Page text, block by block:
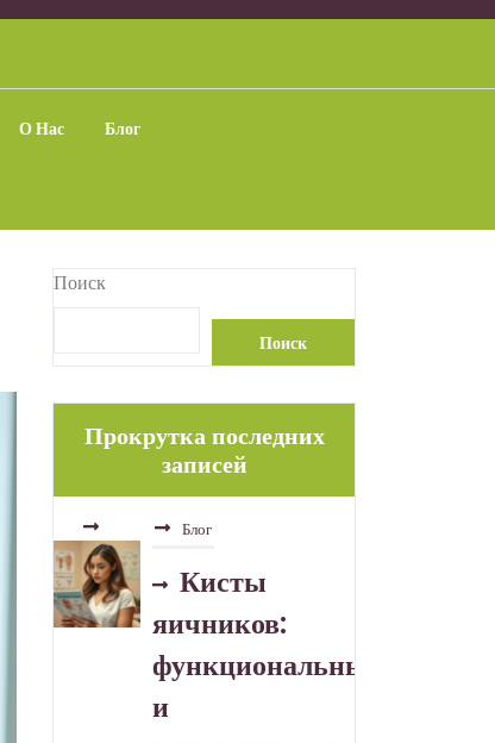
О Нас Блог
Поиск
Поиск
Прокрутка последних
записей
Блог
Туберкулёз в
эпоху
устойчивых
форм